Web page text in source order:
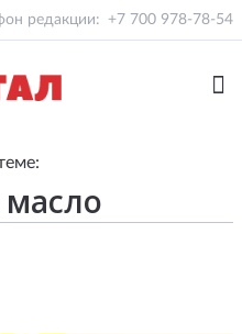
редакции: +7 700 978-78-54